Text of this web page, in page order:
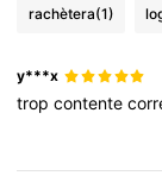
rachètera(1)
y***x
tropcontente